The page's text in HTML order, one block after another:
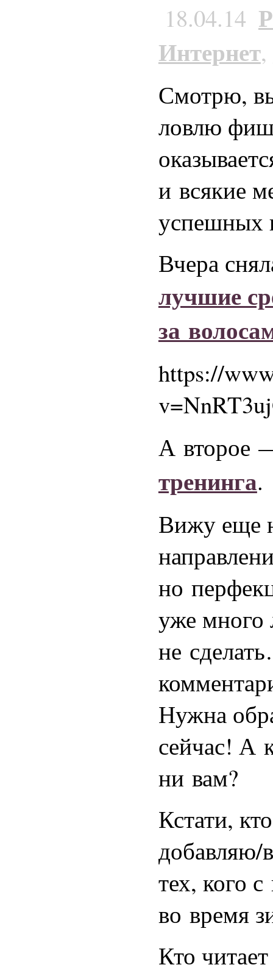
18.04.14
Интернет,
Смотрю,
ловлю
и всякие
успешных
Вчера
лучшие
за
https://
А второе
тренинга.
Вижу еще
но
уже много
не
Нужна
сейчас! А
ни вам?
Кстати,
добавляю/
тех, кого
во время
Кто